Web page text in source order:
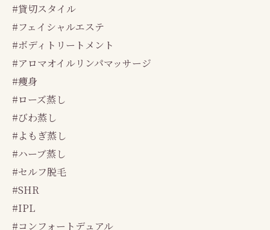
#貸切スタイル
#フェイシャルエステ
#ボディトリートメント
#アロマオイルリンパマッサージ
#痩身
#ローズ蒸し
#びわ蒸し
#よもぎ蒸し
#ハーブ蒸し
#セルフ脱毛
#SHR
#IPL
#コンフォートデュアル